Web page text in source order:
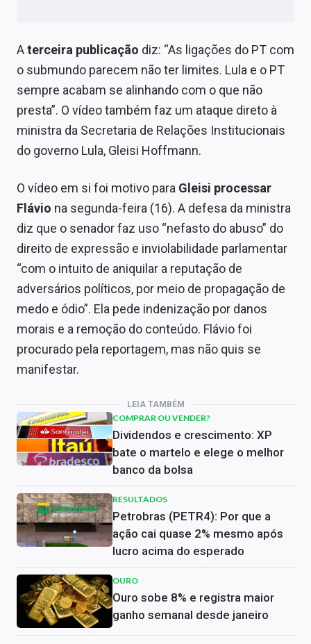
Aterceira publicação diz: “As ligações do PT com
o submundo parecem não ter limites. Lula e o PT
sempre acabam se alinhando com o que não
presta”. O vídeo também faz um ataque direto à
ministra da Secretaria de Relações Institucionais
do governo Lula, Gleisi Hoffmann.
O vídeo em si foi motivo para Gleisi processar
Flávio na segunda-feira (16). A defesa da ministra
diz que o senador faz uso “nefasto do abuso” do
direito de expressão e inviolabilidade parlamentar
“com o intuito de aniquilar a reputação de
adversários políticos, por meio de propagação de
medo e ódio”. Ela pede indenização por danos
morais e a remoção do conteúdo. Flávio foi
procurado pela reportagem, mas não quis se
manifestar.
LEIA TAMBÉM
COMPRAR OU VENDER?
Dividendos e crescimento: XP
bate o martelo e elege o melhor
banco da bolsa
RESULTADOS
Petrobras (PETR4): Por que a
ação cai quase 2% mesmo após
lucro acima do esperado
OURO
Ouro sobe 8% e registra maior
ganho semanal desde janeiro